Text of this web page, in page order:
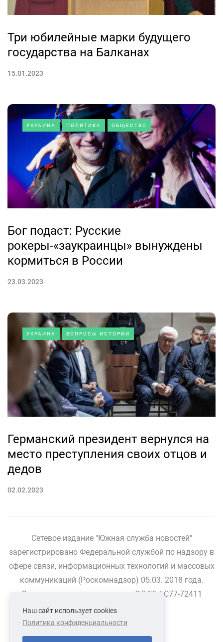
Три юбилейные марки будущего
государства на Балканах
15.01.2023
УКРАИНА ПОЛИТИКА ОБЩЕСТВО
Бог подаст: Русские
рокеры-«заукраинцы» вынуждены
кормиться в России
23.03.2023
УКРАИНА ВОПРОСЫ ИСТОРИИ
Германский президент вернулся на
место преступления своих отцов и
дедов
02.02.2023
Сетевое издание "Южная служба новостей"
зарегистрировано Федеральной службой по надзору в
сфере связи, информационных технологий и массовых
коммуникаций (Роскомнадзор) 05.03. 2018 года.
Свидетельство о регистрации ЭЛ № ФС77-72411
СВЯЗАТЬСЯ С НАМИ
Наш сайт использует cookies
Политика конфиденциальности